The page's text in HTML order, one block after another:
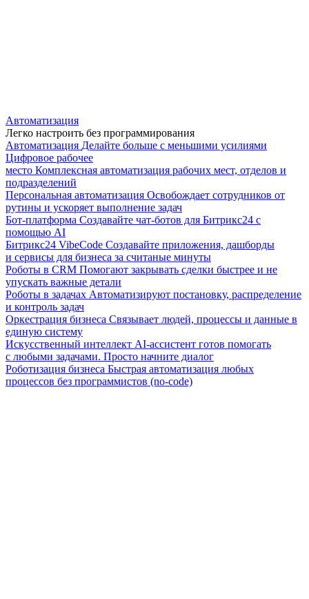
Автоматизация
Легко настроить без программирования
Автоматизация Делайте больше с меньшими усилиями
Цифровое рабочее
место Комплексная автоматизация рабочих мест, отделов и
подразделений
Персональная автоматизация Освобождает сотрудников от
рутины и ускоряет выполнение задач
Бот-платформа Создавайте чат-ботов для Битрикс24 с
помощью AI
Битрикс24 VibeCode Создавайте приложения, дашборды
и сервисы для бизнеса за считаные минуты
Роботы в CRM Помогают закрывать сделки быстрее и не
упускать важные детали
Роботы в задачах Автоматизируют постановку, распределение
и контроль задач
Оркестрация бизнеса Связывает людей, процессы и данные в
единую систему
Искусственный интеллект AI-ассистент готов помогать
с любыми задачами. Просто начните диалог
Роботизация бизнеса Быстрая автоматизация любых
процессов без программистов (no-code)